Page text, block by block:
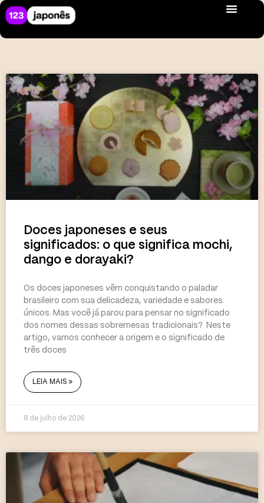
Doces japoneses e seus
significados: o que significa mochi,
dango e dorayaki?
Os doces japoneses vêm conquistando o paladar
brasileiro com sua delicadeza, variedade e sabores
únicos. Mas você já parou para pensar no significado
dos nomes dessas sobremesas tradicionais? Neste
artigo, vamos conhecer a origem e o significado de
três doces
LEIA MAIS »
8 de julho de 2026